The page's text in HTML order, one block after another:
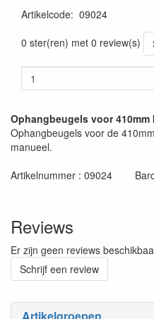
Artikelcode: 09024
0 ster(ren) met 0 review(s)
Ophangbeugels voor 410mm
Ophangbeugels voor de
manueel.
Artikelnummer : 09024
Reviews
Er zijn geen reviews
Schrijf een review